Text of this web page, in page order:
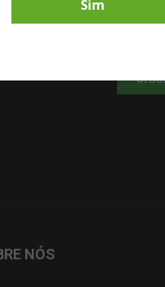
Fale diretamente com nosso
Sim
NÓS